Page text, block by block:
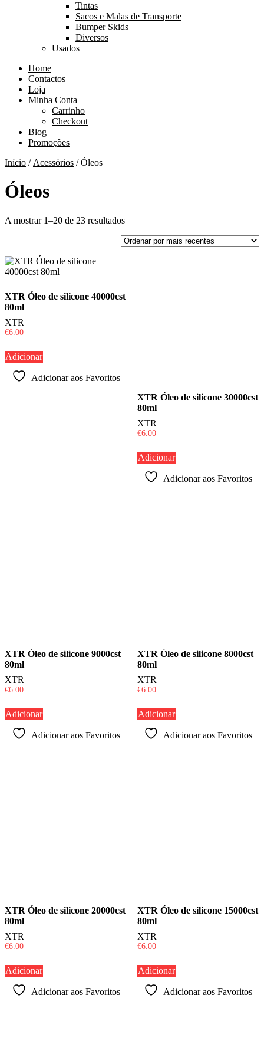
Tintas
Sacos e Malas de Transporte
Bumper Skids
Diversos
Usados
Home
Contactos
Loja
Minha Conta
Carrinho
Checkout
Blog
Promoções
Início / Acessórios / Óleos
Óleos
A mostrar 1–20 de 23 resultadosOrdenado
mais
XTR Óleo de silicone 40000cst
80ml
XTR
€6.00
Adicionar
Adicionar aos Favoritos
XTR Óleo de silicone 30000cst
80ml
XTR
€6.00
Adicionar
Adicionar aos Favoritos
XTR Óleo de silicone 9000cst
80ml
XTR
€6.00
Adicionar
Adicionar aos Favoritos
XTR Óleo de silicone 8000cst
80ml
XTR
€6.00
Adicionar
Adicionar aos Favoritos
XTR Óleo de silicone 20000cst
80ml
XTR
€6.00
Adicionar
Adicionar aos Favoritos
XTR Óleo de silicone 15000cst
80ml
XTR
€6.00
Adicionar
Adicionar aos Favoritos